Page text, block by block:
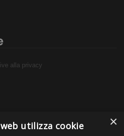
alla privacy
×
utilizza cookie